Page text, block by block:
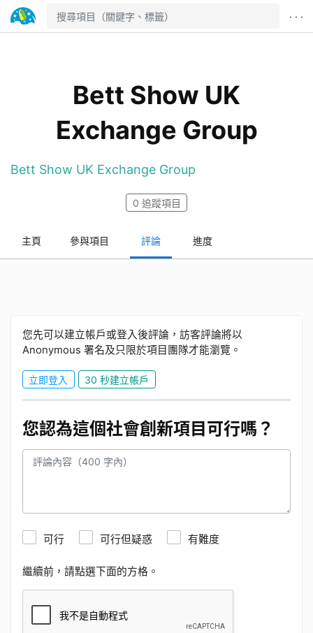
· · ·
Bett Show UK
Exchange Group
Bett Show UK Exchange Group
0 追蹤項目
主頁 參與項目 評論 進度
您先可以建立帳戶或登入後評論，訪客評論將以
Anonymous 署名及只限於項目團隊才能瀏覽。
立即登入 30 秒建立帳戶
您認為這個社會創新項目可行嗎？
可行 可行但疑惑 有難度
繼續前，請點選下面的方格。